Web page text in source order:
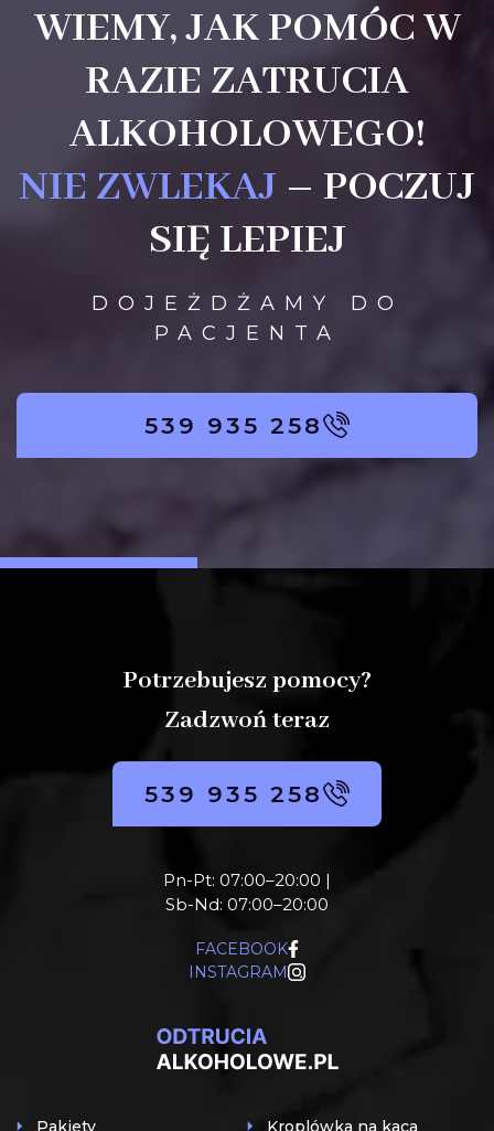
WIEMY, JAK POMÓC W
RAZIE ZATRUCIA
ALKOHOLOWEGO!
NIE ZWLEKAJ – POCZUJ
SIĘ LEPIEJ
DOJEŻDŻAMY DO
PACJENTA
539 935 258
Potrzebujesz pomocy?
Zadzwoń teraz
539 935 258
Pn-Pt: 07:00–20:00 |
Sb-Nd: 07:00–20:00
FACEBOOK
INSTAGRAM
Pakiety Kroplówka na kaca